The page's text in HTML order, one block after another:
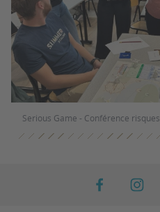
Serious Game - Conférence risques